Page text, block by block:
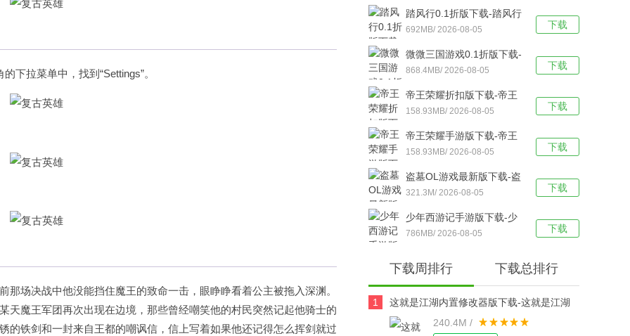
下拉菜单中，找到“Settings”。
场决战中他没能挡住魔王的致命一击，眼睁睁看着公主被拖入深渊。
天魔王军团再次出现在边境，那些曾经嘲笑他的村民突然记起他骑士的
的铁剑和一封来自王都的嘲讽信，信上写着如果他还记得怎么挥剑就过
v1.0.0安卓版下载
下载
踏风行0.1折版下载-踏风行
折扣版 v3.0.1安卓版下载
692MB/ 2026-08-05
下载
微微三国游戏0.1折版下载-
微微三国福利版 v1.0安卓
版下载
868.4MB/ 2026-08-05
下载
帝王荣耀折扣版下载-帝王
荣耀满VIP福利版v9.0安卓
版下载
158.93MB/ 2026-08-05
下载
帝王荣耀手游版下载-帝王
荣耀鬼服资源独享版 v9.0
安卓版下载
158.93MB/ 2026-08-05
下载
盗墓OL游戏最新版下载-盗
墓OL官方版 V2.934安卓版
下载
321.3M/ 2026-08-05
下载
少年西游记手游版下载-少
年西游记 v9.5.03安卓版下
786MB/ 2026-08-05
下载周排行 下载总排行
1
这就是江湖内置修改器版下载-这就是江湖
修改版v14.3.0安卓版下载
240.4M /